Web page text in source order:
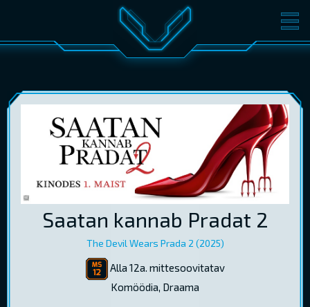
FILMID PILETID
KINKEKAARDID
RUS LOGI SISSE
Saatan kannab Pradat 2
The Devil Wears Prada 2 (2025)
Alla 12a. mittesoovitatav
Komöödia, Draama